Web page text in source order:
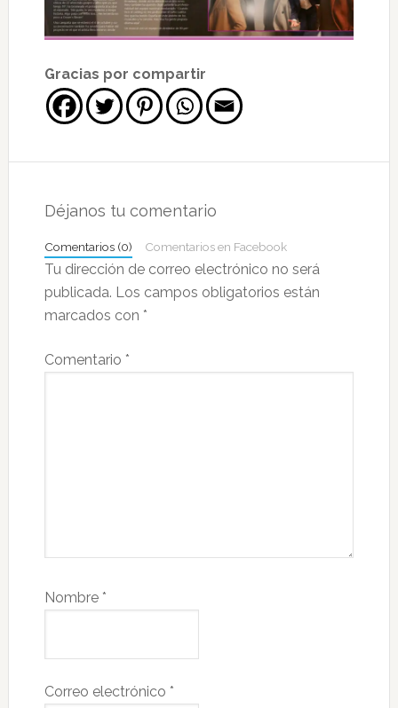
Gracias por compartir
con
lectores
Déjanos tu comentario
Comentarios (0) Comentarios en Facebook
Tu dirección de correo electrónico no será
publicada. Los campos obligatorios están
marcados con *
Comentario *
Nombre *
Correo electrónico *